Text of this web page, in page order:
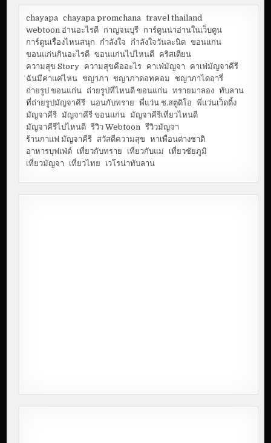
chayapa chayapa promchana
travel thailand
webtoon อ่านอะไรดี กาญจนบุรี การ์ตูนน่าอ่านในเว็บตูน
การ์ตูนเรื่องไหนสนุก
กำลังใจ กำลังใจวันละนิด ขอนแก่น
ขอนแก่นกินอะไรดี ขอนแก่นไปไหนดี คริสเตียน
ความสุข Story ความสุขคืออะไร คาเฟ่มัญจา
คาเฟ่มัญจาคีรี
ฉันมีค่าแค่ไหน ชญาภา ชญาภาดอทคอม
ชญาภาไดอารี่
ถ่ายรูป ขอนแก่น ถ่ายรูปที่ไหนดี ขอนแก่น ทรายมาลอง ทับลาน
ที่ถ่ายรูปมัญจาคีรี นอนกับทราย พี่แว่น ช.สตูดิโอ
พี่แว่นเว็ดดิ้ง
มัญจาคีรี มัญจาคีรี ขอนแก่น มัญจาคีรีเที่ยวไหนดี
มัญจาคีรีไปไหนดี รีวิว Webtoon
รีวิวมัญจา
ร้านกาแฟ มัญจาคีรี สวัสดีความสุข
หาเพื่อนต่างชาติ
อาหารบุฟเฟ่ต์ เที่ยวกับทราย เที่ยวกับแม่
เที่ยวชัยภูมิ
เที่ยวมัญจา
เที่ยวไทย เวโรน่าทับลาน